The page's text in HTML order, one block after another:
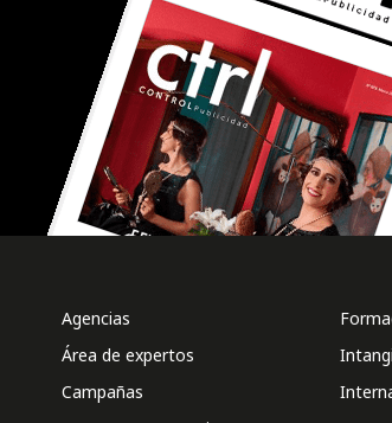
Agencias
Área de expertos
Campañas